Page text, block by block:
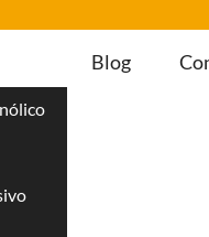
Blog
um Orçamento